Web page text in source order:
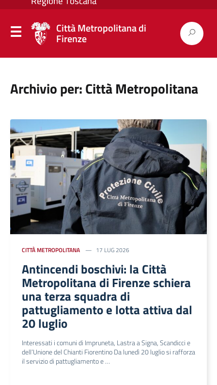
Città Metropolitana di
Firenze
Archivio per: Città Metropolitana
CITTÀ METROPOLITANA 17 LUG 2026
Antincendi boschivi: la Città
Metropolitana di Firenze schiera
una terza squadra di
pattugliamento e lotta attiva dal
20 luglio
Interessati i comuni di Impruneta, Lastra a Signa, Scandicci e
dell’Unione del Chianti Fiorentino Da lunedì 20 luglio si rafforza
il servizio di pattugliamento e …